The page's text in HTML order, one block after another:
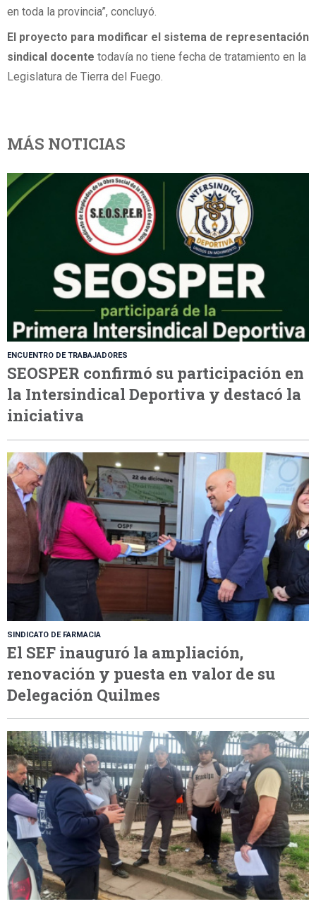
en toda la provincia”, concluyó.
El proyecto para modificar el sistema de representación
sindical docente todavía no tiene fecha de tratamiento en la
Legislatura de Tierra del Fuego.
MÁS NOTICIAS
ENCUENTRO DE TRABAJADORES
SEOSPER confirmó su participación en
la Intersindical Deportiva y destacó la
iniciativa
SINDICATO DE FARMACIA
El SEF inauguró la ampliación,
renovación y puesta en valor de su
Delegación Quilmes